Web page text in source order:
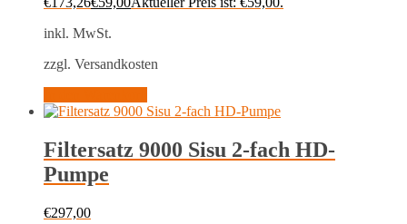
inkl. MwSt.
zzgl. Versandkosten
Filtersatz 9000 Sisu 2-fach HD-
Pumpe
€297,00